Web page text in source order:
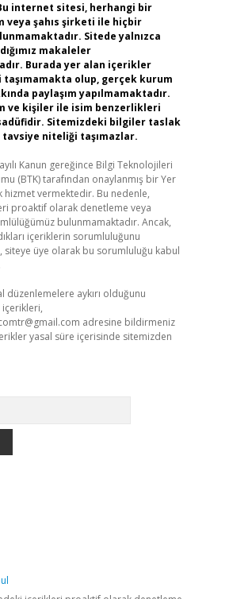
internet sitesi, herhangi bir
veya şahıs şirketi ile hiçbir
Sitede yalnızca
makaleler
Burada yer alan içerikler
olup, gerçek kurum
paylaşım yapılmamaktadır.
ve kişiler ile isim benzerlikleri
Sitemizdeki bilgiler taslak
niteliği taşımazlar.
Kanun gereğince Bilgi Teknolojileri
(BTK) tarafından onaylanmış bir Yer
hizmet vermektedir. Bu nedenle,
proaktif olarak denetleme veya
bulunmamaktadır. Ancak,
içeriklerin sorumluluğunu
siteye üye olarak bu sorumluluğu kabul
düzenlemelere aykırı olduğunu
adresine bildirmeniz
yasal süre içerisinde sitemizden